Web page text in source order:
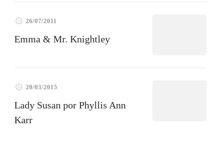
26/07/2011
Emma & Mr. Knightley
20/03/2015
Lady Susan por Phyllis Ann
Karr